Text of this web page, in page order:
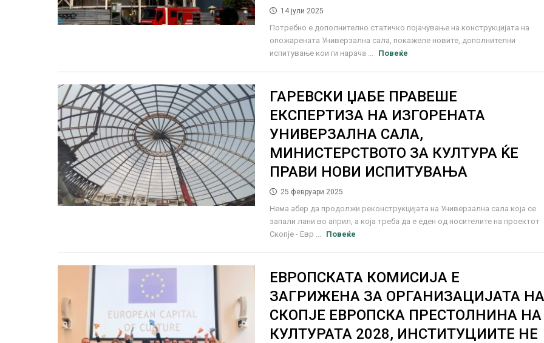
14 јули 2025
Потребно е дополнително статичко појачување на конструкцијата на
опожарената Универзална сала, покажеле новите, дополнителни
испитување кои ги нарача ...
Повеќе
ГАРЕВСКИ ЏАБЕ ПРАВЕШЕ
ЕКСПЕРТИЗА НА ИЗГОРЕНАТА
УНИВЕРЗАЛНА САЛА,
МИНИСТЕРСТВОТО ЗА КУЛТУРА ЌЕ
ПРАВИ НОВИ ИСПИТУВАЊА
25 февруари 2025
Нема абер да продолжи реконструкцијата на Универзална сала која се
запали лани во април, а која треба да е еден од носителите на проектот
Скопје - Евр ...
Повеќе
ЕВРОПСКАТА КОМИСИЈА Е
ЗАГРИЖЕНА ЗА ОРГАНИЗАЦИЈАТА НА
СКОПЈЕ ЕВРОПСКА ПРЕСТОЛНИНА НА
КУЛТУРАТА 2028, ИНСТИТУЦИИТЕ НЕ